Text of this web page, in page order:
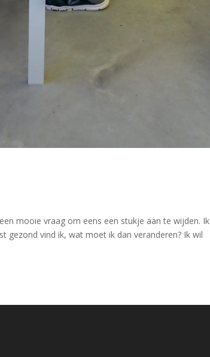
mooie vraag om eens een stukje aan te wijden. Ik
gezond vind ik, wat moet ik dan veranderen? Ik wil